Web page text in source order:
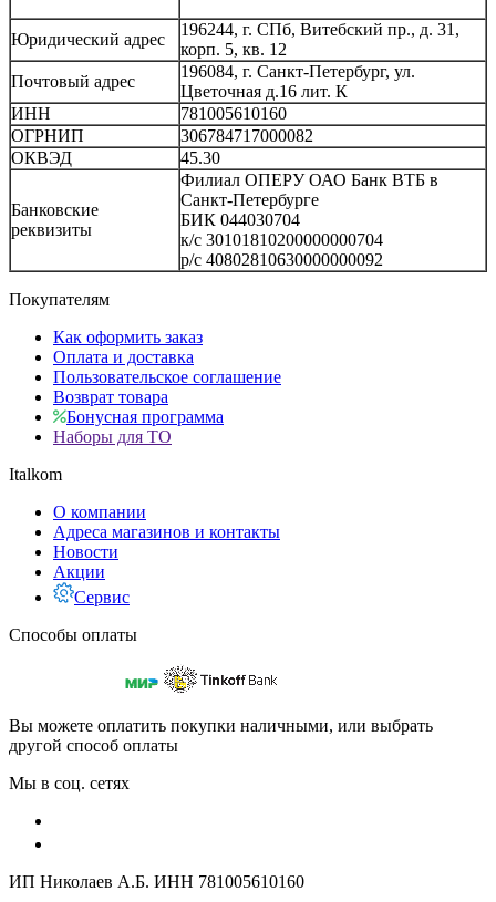
Юридический адрес
196244, г. СПб, Витебский пр., д. 31,
корп. 5, кв. 12
Почтовый адрес
196084, г. Санкт-Петербург, ул.
Цветочная д.16 лит. К
ИНН
781005610160
ОГРНИП
306784717000082
ОКВЭД
45.30
Банковские
реквизиты
Филиал ОПЕРУ ОАО Банк ВТБ в
Санкт-Петербурге
БИК 044030704
к/с 30101810200000000704
р/с 40802810630000000092
Покупателям
Как оформить заказ
Оплата и доставка
Пользовательское соглашение
Возврат товара
Бонусная программа
Наборы для ТО
Italkom
О компании
Адреса магазинов и контакты
Новости
Акции
Сервис
Способы оплаты
Вы можете оплатить покупки наличными, или выбрать
другой способ оплаты
Мы в соц. сетях
ИП Николаев А.Б. ИНН 781005610160